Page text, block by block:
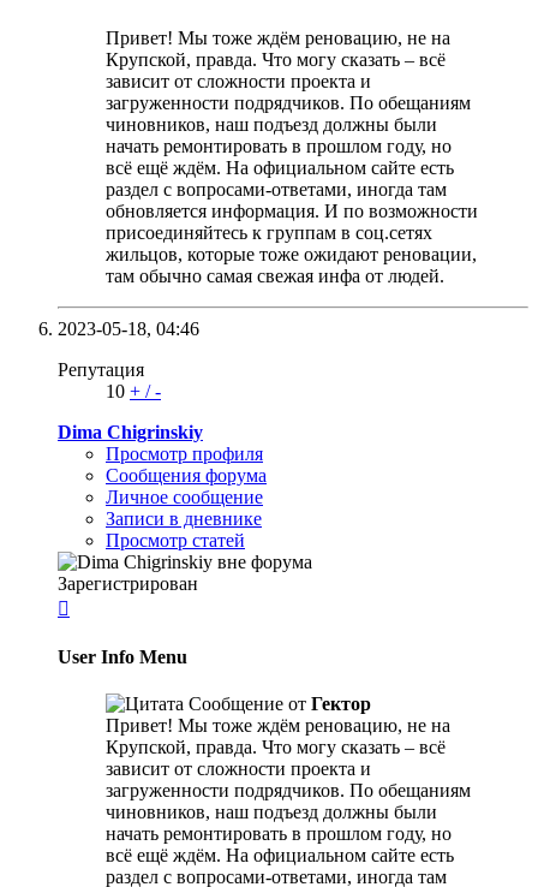
Привет! Мы тоже ждём реновацию, не на
Крупской, правда. Что могу сказать – всё
зависит от сложности проекта и
загруженности подрядчиков. По обещаниям
чиновников, наш подъезд должны были
начать ремонтировать в прошлом году, но
всё ещё ждём. На официальном сайте есть
раздел с вопросами-ответами, иногда там
обновляется информация. И по возможности
присоединяйтесь к группам в соц.сетях
жильцов, которые тоже ожидают реновации,
там обычно самая свежая инфа от людей.
2023-05-18, 04:46
Репутация
10 + /-
Dima Chigrinskiy
Просмотр профиля
Сообщения форума
Личное сообщение
Записи в дневнике
Просмотр статей
Зарегистрирован

User Info Menu
Сообщение от Гектор
Привет! Мы тоже ждём реновацию, не на
Крупской, правда. Что могу сказать – всё
зависит от сложности проекта и
загруженности подрядчиков. По обещаниям
чиновников, наш подъезд должны были
начать ремонтировать в прошлом году, но
всё ещё ждём. На официальном сайте есть
раздел с вопросами-ответами, иногда там